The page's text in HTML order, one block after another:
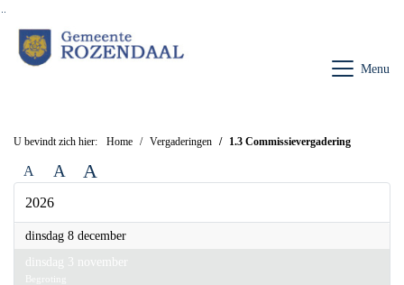
Menu
U bevindt zich hier: Home Vergaderingen 1.3 Commissievergadering
A A A
2026
dinsdag 8 december2026
dinsdag 3 november
Begroting